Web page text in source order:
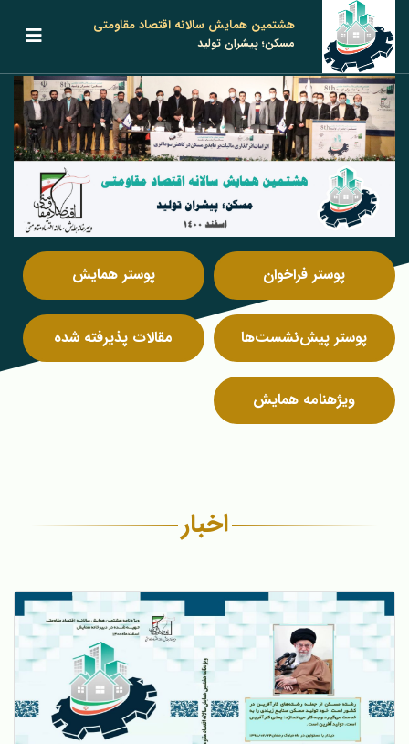
هشتمین همایش سالانه اقتصاد مقاومتی
مسکن؛ پیشران تولید
پوستر فراخوان پوستر همایش
پوستر پیش‌نشست‌ها مقالات پذیرفته شده
ویژه‎نامه همایش
اخبار